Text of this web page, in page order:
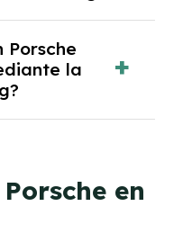
coche. En este
años, la
y el coste
Porsche
la
pocos años.en